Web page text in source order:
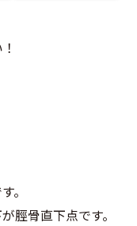
。
脛骨直下点です。